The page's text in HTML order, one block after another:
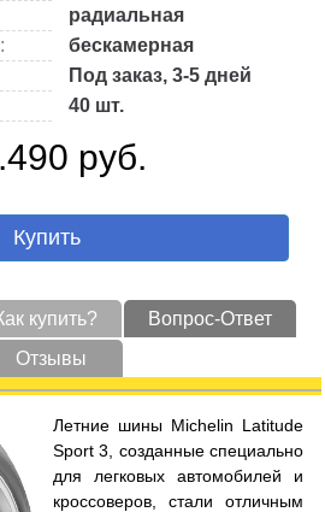
радиальная
бескамерная
Под заказ, 3-5 дней
40 шт.
руб.
купить?
Вопрос-Ответ
Отзывы
Летние шины Michelin Latitude
Sport 3, созданные специально
для легковых автомобилей и
кроссоверов, стали отличным